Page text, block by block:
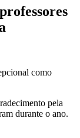
como
pela
durante o ano.